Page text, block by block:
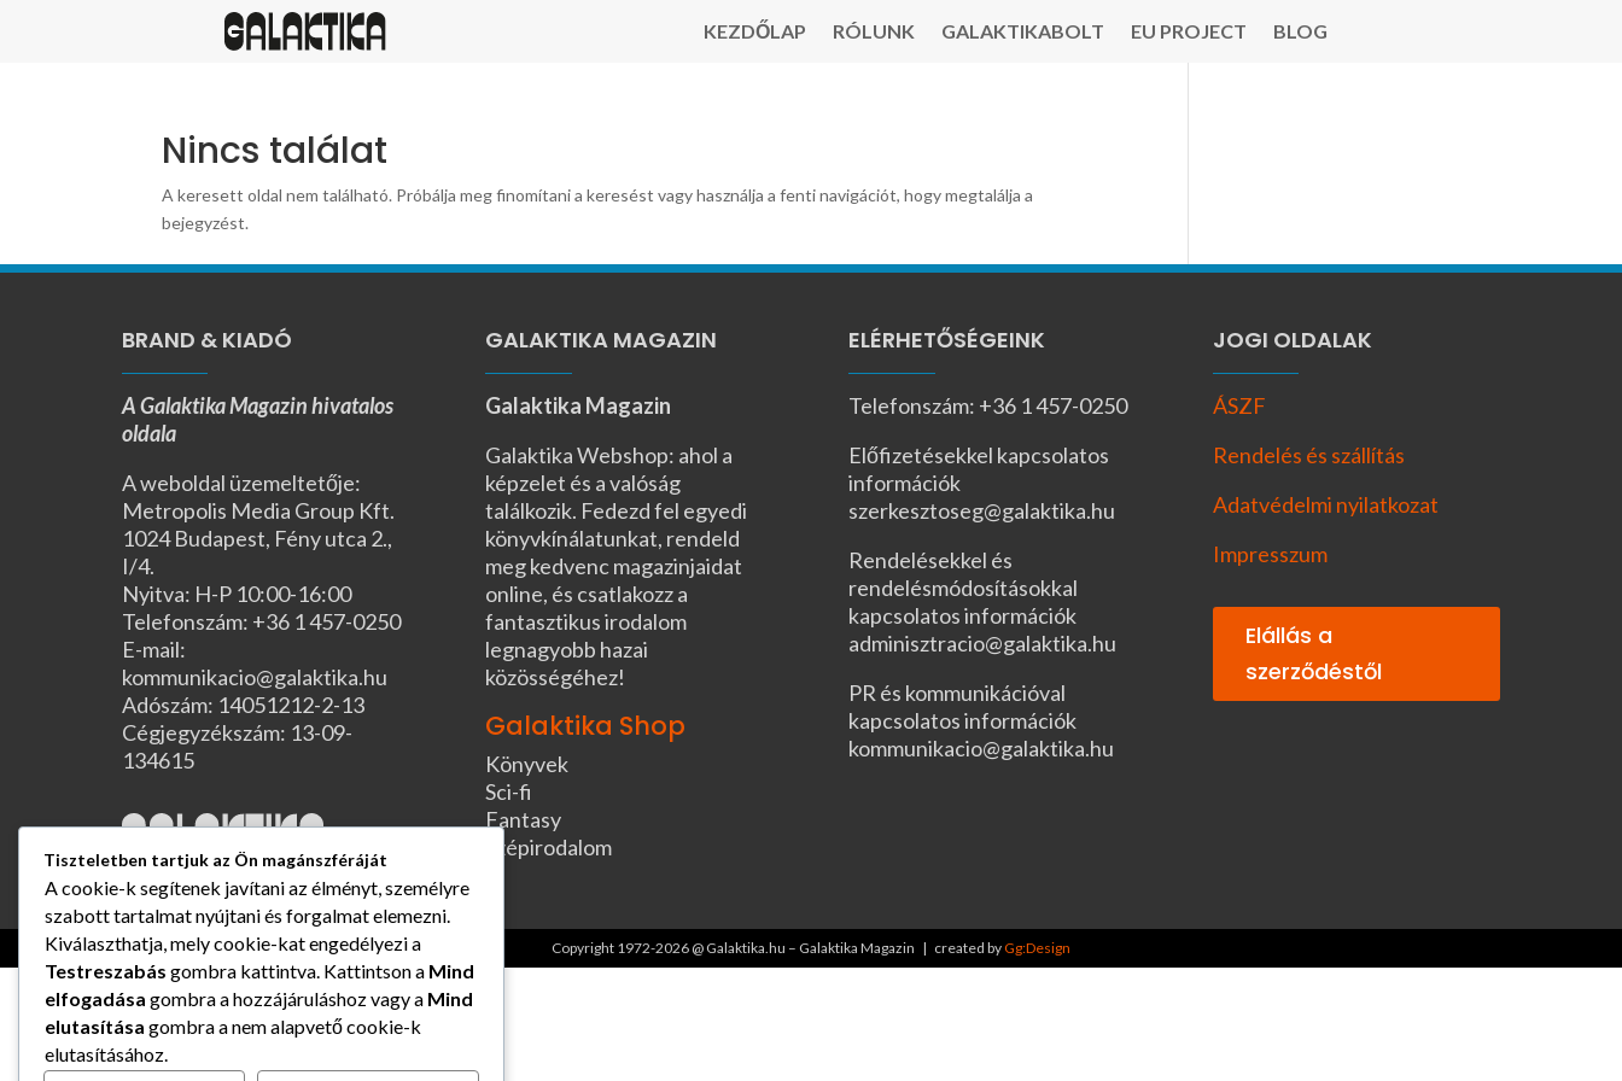
KEZDŐLAP RÓLUNK GALAKTIKABOLT EU PROJECT BLOG
Nincs találat
A keresett oldal nem található. Próbálja meg finomítani a keresést vagy használja a fenti navigációt, hogy megtalálja a
bejegyzést.
BRAND & KIADÓ
A Galaktika Magazin hivatalos
oldala
A weboldal üzemeltetője:
Metropolis Media Group Kft.
1024 Budapest, Fény utca 2.,
I/4.
Nyitva: H-P 10:00-16:00
Telefonszám: +36 1 457-0250
E-mail:
kommunikacio@galaktika.hu
Adószám: 14051212-2-13
Cégjegyzékszám: 13-09-
134615
GALAKTIKA MAGAZIN
Galaktika Magazin
Galaktika Webshop: ahol a
képzelet és a valóság
találkozik. Fedezd fel egyedi
könyvkínálatunkat, rendeld
meg kedvenc magazinjaidat
online, és csatlakozz a
fantasztikus irodalom
legnagyobb hazai
közösségéhez!
Galaktika Shop
Könyvek
Sci-fi
Fantasy
Szépirodalom
ELÉRHETŐSÉGEINK
Telefonszám: +36 1 457-0250
Előfizetésekkel kapcsolatos
információk
szerkesztoseg@galaktika.hu
Rendelésekkel és
rendelésmódosításokkal
kapcsolatos információk
adminisztracio@galaktika.hu
PR és kommunikációval
kapcsolatos információk
kommunikacio@galaktika.hu
JOGI OLDALAK
ÁSZF
Rendelés és szállítás
Adatvédelmi nyilatkozat
Impresszum
Elállás a
szerződéstől
Copyright 1972-2026 @ Galaktika.hu – Galaktika Magazin | created byGg:Design
Tiszteletben tartjuk az Ön magánszféráját
A cookie-k segítenek javítani az élményt, személyre
szabott tartalmat nyújtani és forgalmat elemezni.
Kiválaszthatja, mely cookie-kat engedélyezi a
Testreszabás gombra kattintva. Kattintson a Mind
elfogadása gombra a hozzájáruláshoz vagy a Mind
elutasítása gombra a nem alapvető cookie-k
elutasításához.